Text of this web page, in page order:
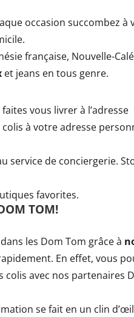
occasion succombez à
française, Nouvelle-
et jeans en tous genre.
vous livrer à l’adresse
à votre adresse
service de conciergerie.
favorites.
TOM!
les Dom Tom grâce à
En effet, vous
colis avec nos partenaires
se fait en un clin